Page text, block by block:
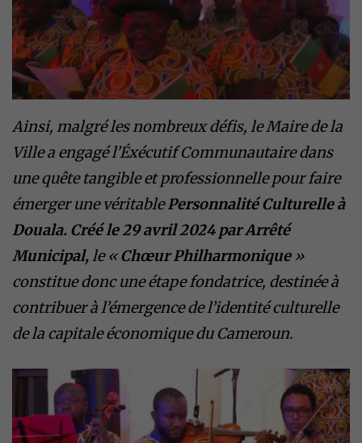
Ainsi, malgré les nombreux défis, le Maire de la
Ville a engagé l’Éxécutif Communautaire dans
une quête tangible et professionnelle pour faire
émerger une véritablePersonnalité Culturelle à
Douala. Créé le 29 avril 2024 par Arrêté
Municipal,le «Chœur Philharmonique»
constitue donc une étape fondatrice, destinée à
contribuer à l’émergence de l’identité culturelle
de la capitale économique du Cameroun.